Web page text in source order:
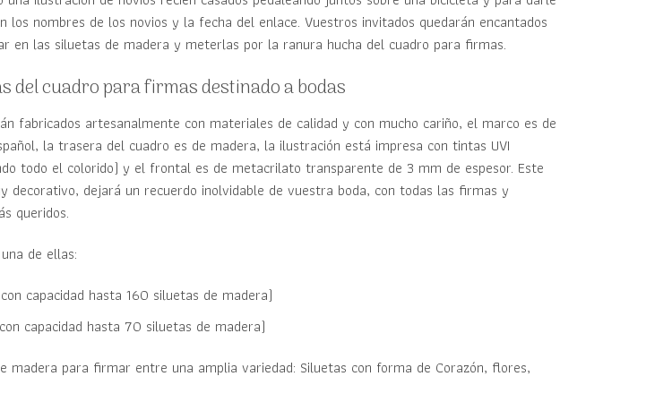
los nombres de los novios y la fecha del enlace. Vuestros invitados quedarán encantados
en las siluetas de madera y meterlas por la ranura hucha del cuadro para firmas.
del cuadro para firmas destinado a bodas
fabricados artesanalmente con materiales de calidad y con mucho cariño, el marco es de
la trasera del cuadro es de madera, la ilustración está impresa con tintas UVI
todo el colorido) y el frontal es de metacrilato transparente de 3 mm de espesor. Este
decorativo, dejará un recuerdo inolvidable de vuestra boda, con todas las firmas y
queridos.
de ellas:
capacidad hasta 160 siluetas de madera)
capacidad hasta 70 siluetas de madera)
madera para firmar entre una amplia variedad: Siluetas con forma de Corazón, flores,